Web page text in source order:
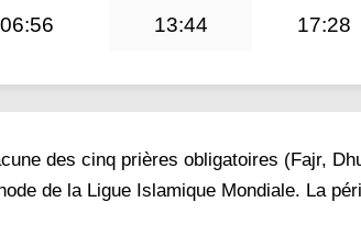
06:56 13:44 17:28
des cinq prières obligatoires (Fajr,
de la Ligue Islamique Mondiale. La